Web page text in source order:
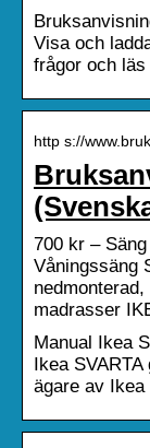
Visa och
frågor och
http s://
700 kr –
Våningssäng
madrasser
Manual Ikea
Ikea
ägare av Ikea